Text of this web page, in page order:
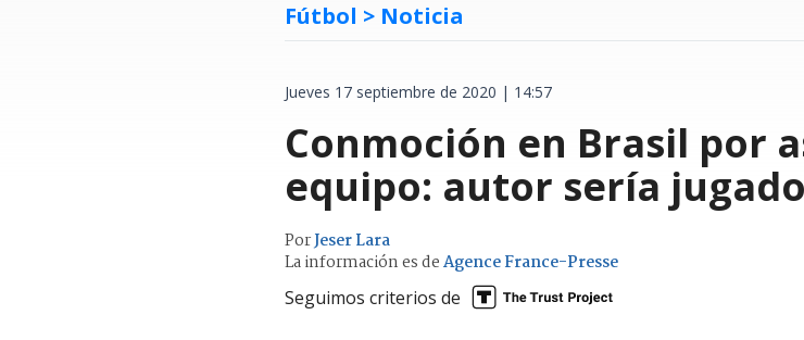
Fútbol > Noticia
Jueves 17 septiembre de 2020 | 14:57
Conmoción en Brasil por
equipo: autor sería
PorJeser Lara
La información es deAgence France-Presse
Seguimos criterios de